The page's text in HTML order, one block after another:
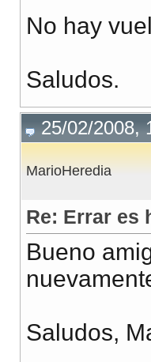
No hay
Saludos.
25/02/2008,
MarioHeredia
Re: Errar es
Bueno
Saludos,